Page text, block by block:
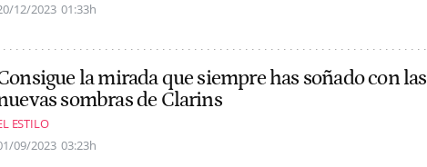
12/2023 01:33h
la mirada que siempre has soñado con las
sombras de Clarins
ESTILO
09/2023 03:23h